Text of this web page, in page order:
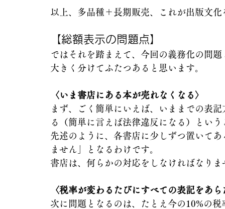
以上、多品種＋長期販売、これが出版文
【総額表示の問題点】
ではそれを踏まえて、今回の義務化の問題
大きく分けてふたつあると思います。
〈いま書店にある本が売れなくなる〉
まず、ごく簡単にいえば、いままでの表
る（簡単に言えば法律違反になる）とい
先述のように、各書店に少しずつ置いて
ません」となるわけです。
書店は、何らかの対応をしなければなりま
〈税率が変わるたびにすべての表記をあ
次に問題となるのは、たとえ今の10%の